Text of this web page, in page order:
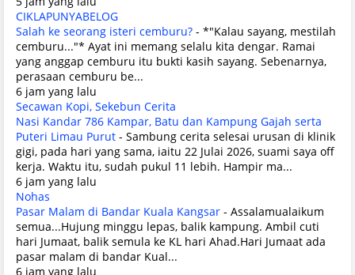
CIKLAPUNYABELOG
Salah ke seorang isteri cemburu? - *"Kalau sayang, mestilah
cemburu..."* Ayat ini memang selalu kita dengar. Ramai
yang anggap cemburu itu bukti kasih sayang. Sebenarnya,
perasaan cemburu be...
6 jam yang lalu
Secawan Kopi, Sekebun Cerita
Nasi Kandar 786 Kampar, Batu dan Kampung Gajah serta
Puteri Limau Purut - Sambung cerita selesai urusan di klinik
gigi, pada hari yang sama, iaitu 22 Julai 2026, suami saya off
kerja. Waktu itu, sudah pukul 11 lebih. Hampir ma...
6 jam yang lalu
Nohas
Pasar Malam di Bandar Kuala Kangsar - Assalamualaikum
semua...Hujung minggu lepas, balik kampung. Ambil cuti
hari Jumaat, balik semula ke KL hari Ahad.Hari Jumaat ada
pasar malam di bandar Kual...
6 jam yang lalu